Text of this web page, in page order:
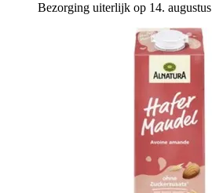
Bezorging uiterlijk op 14. augustus